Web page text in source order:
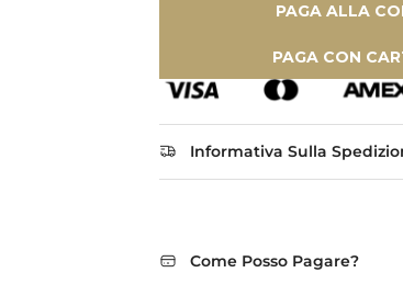
PAGA ALLA
PAGA CON
Informativa Sulla
Come Posso Pagare?